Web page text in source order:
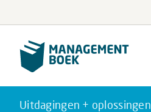
Uitdagingen + oplossingen